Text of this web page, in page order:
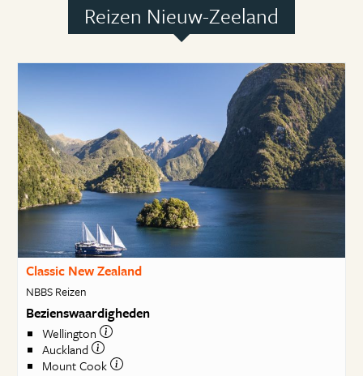
Reizen Nieuw-Zeeland
Classic New Zealand
NBBS Reizen
Bezienswaardigheden
Wellington
Auckland
Mount Cook